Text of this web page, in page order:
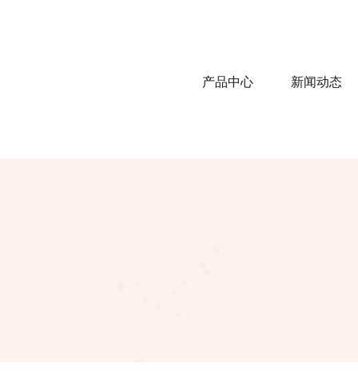
产品中心 新闻动态